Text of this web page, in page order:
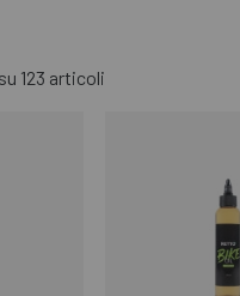
123 articoli